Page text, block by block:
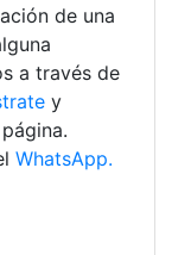
de una
a través de
y
WhatsApp.